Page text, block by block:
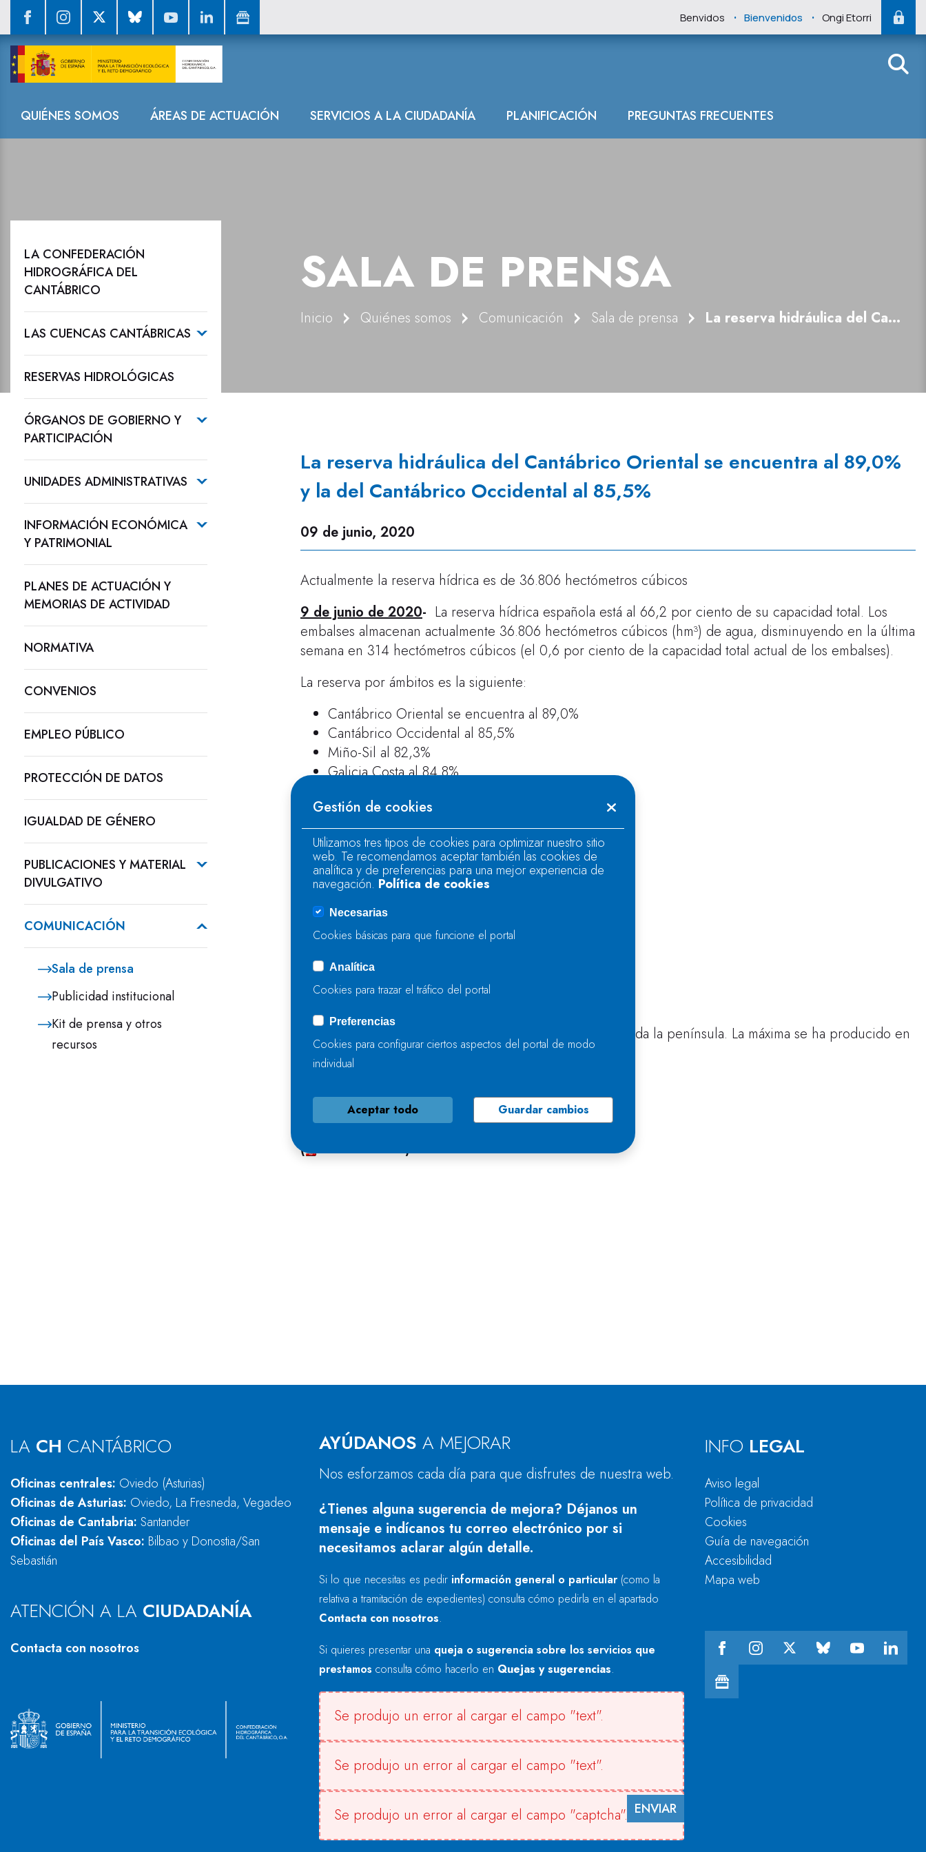
Benvidos . Bienvenidos . Ongi Etorri
Navegación
QUIÉNES SOMOS ÁREAS DE ACTUACIÓN SERVICIOS A LA CIUDADANÍA PLANIFICACIÓN PREGUNTAS FRECUENTES
La reserva hidráulica del Cantábrico
SALA DE PRENSA
Inicio Quiénes somos Comunicación Sala de prensa La reserva hidráulica del Cantábrico Oriental se encuentra al 89,0% y la del Cantábrico Occidental al 85,5%
LA CONFEDERACIÓN
HIDROGRÁFICA DEL
CANTÁBRICO
LAS CUENCAS CANTÁBRICAS
RESERVAS HIDROLÓGICAS
ÓRGANOS DE GOBIERNO Y
PARTICIPACIÓN
UNIDADES ADMINISTRATIVAS
INFORMACIÓN ECONÓMICA
Y PATRIMONIAL
PLANES DE ACTUACIÓN Y
MEMORIAS DE ACTIVIDAD
NORMATIVA
CONVENIOS
EMPLEO PÚBLICO
PROTECCIÓN DE DATOS
IGUALDAD DE GÉNERO
PUBLICACIONES Y MATERIAL
DIVULGATIVO
COMUNICACIÓN
Sala de prensa
Publicidad institucional
Kit de prensa y otros
recursos
La reserva hidráulica del Cantábrico Oriental se encuentra al 89,0%
y la del Cantábrico Occidental al 85,5%
09 de junio, 2020
Actualmente la reserva hídrica es de 36.806 hectómetros cúbicos
9 de junio de 2020- La reserva hídrica española está al 66,2 por ciento de su capacidad total. Los
embalses almacenan actualmente 36.806 hectómetros cúbicos (hm³) de agua, disminuyendo en la última
semana en 314 hectómetros cúbicos (el 0,6 por ciento de la capacidad total actual de los embalses).
La reserva por ámbitos es la siguiente:
Cantábrico Oriental se encuentra al 89,0%
Cantábrico Occidental al 85,5%
Miño-Sil al 82,3%
Galicia Costa al 84,8%
Duero al 86,8%
Tajo al 66,3%
Guadiana al 41,7
Tinto, Odiel y Piedras al 79,0%
Guadalete-Barbate al 50,0%
Guadalquivir al 48,2%
Cuenca Mediterránea Andaluza al 58,0%
Segura al 47,0%
Júcar al 59,3%
Ebro al 91,9%
Las precipitaciones han afectado considerablemente a toda la península. La máxima se ha producido en
Girona con 89,3 mm (89,3 l/m²).
Descargar nota de prensa
(
PDF: 607 KB)
LA CH CANTÁBRICO
Oficinas centrales: Oviedo (Asturias)
Oficinas de Asturias: Oviedo, La Fresneda, Vegadeo
Oficinas de Cantabria: Santander
Oficinas del País Vasco: Bilbao y Donostia/San
Sebastián
ATENCIÓN A LA CIUDADANÍA
Contacta con nosotros
AYÚDANOS A MEJORAR
Nos esforzamos cada día para que disfrutes de nuestra web.
¿Tienes alguna sugerencia de mejora? Déjanos un
mensaje e indícanos tu correo electrónico por si
necesitamos aclarar algún detalle.
Si lo que necesitas es pedir información general o particular (como la
relativa a tramitación de expedientes) consulta cómo pedirla en el apartado
Contacta con nosotros.
Si quieres presentar una queja o sugerencia sobre los servicios que
prestamos consulta cómo hacerlo en Quejas y sugerencias.
Se produjo un error al cargar el campo "text".
Se produjo un error al cargar el campo "text".
Se produjo un error al cargar el campo "captcha". ENVIAR
INFO LEGAL
Aviso legal
Política de privacidad
Cookies
Guía de navegación
Accesibilidad
Mapa web
Gestión de cookies
Utilizamos tres tipos de cookies para optimizar nuestro sitio
web. Te recomendamos aceptar también las cookies de
analítica y de preferencias para una mejor experiencia de
navegación. Política de cookies
Necesarias
Cookies básicas para que funcione el portal
Analítica
Cookies para trazar el tráfico del portal
Preferencias
Cookies para configurar ciertos aspectos del portal de modo
individual
Aceptar todo Guardar cambios